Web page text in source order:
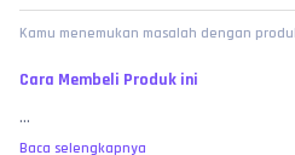
Kamu menemukan masalah dengan
Cara Membeli Produk ini
...
Baca selengkapnya